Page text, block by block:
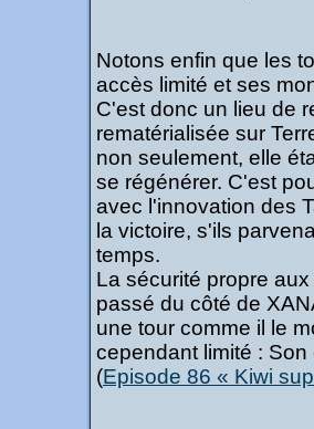
Notons enfin que les
accès limité et ses
C'est donc un lieu de
rematérialisée sur
non seulement, elle
se régénérer. C'est
avec l'innovation des
la victoire, s'ils
temps.
La sécurité propre
passé du côté de
une tour comme il le
cependant limité :
(Episode 86 « Kiwi